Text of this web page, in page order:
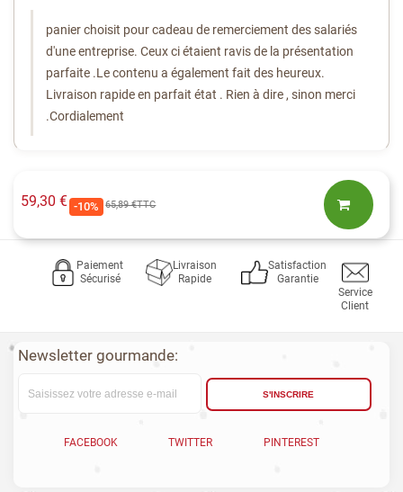
panier choisit pour cadeau de remerciement des salariés
d'une entreprise. Ceux ci étaient ravis de la présentation
parfaite .Le contenu a également fait des heureux.
Livraison rapide en parfait état . Rien à dire , sinon merci
.Cordialement
59,30 € -10% 65,89 €TTC
Paiement
Sécurisé
Livraison
Rapide
Satisfaction
Garantie
Service
Client
Newsletter gourmande:
S'INSCRIRE
FACEBOOK TWITTER PINTEREST